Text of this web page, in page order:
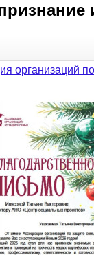
организаций